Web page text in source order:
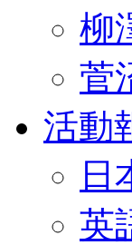
柳
菅
活動
日
英